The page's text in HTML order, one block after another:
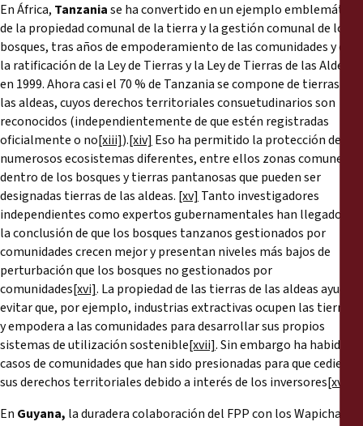
En África, Tanzaniase ha convertido en un ejemplo emblemático
de la propiedad comunal de la tierra y la gestión comunal de los
bosques, tras años de empoderamiento de las comunidades y de
la ratificación de la Ley de Tierras y la Ley de Tierras de las Aldeas
en 1999. Ahora casi el 70 % de Tanzania se compone de tierras de
las aldeas, cuyos derechos territoriales consuetudinarios son
reconocidos (independientemente de que estén registradas
oficialmente o no[xiii]).[xiv] Eso ha permitido la protección de
numerosos ecosistemas diferentes, entre ellos zonas comunes
dentro de los bosques y tierras pantanosas que pueden ser
designadas tierras de las aldeas. [xv] Tanto investigadores
independientes como expertos gubernamentales han llegado a
la conclusión de que los bosques tanzanos gestionados por
comunidades crecen mejor y presentan niveles más bajos de
perturbación que los bosques no gestionados por
comunidades[xvi]. La propiedad de las tierras de las aldeas ayuda a
evitar que, por ejemplo, industrias extractivas ocupen las tierras,
y empodera a las comunidades para desarrollar sus propios
sistemas de utilización sostenible[xvii]. Sin embargo ha habido
casos de comunidades que han sido presionadas para que cedieran
sus derechos territoriales debido a interés de los inversores[xviii]
En Guyana, la duradera colaboración del FPP con los Wapichan